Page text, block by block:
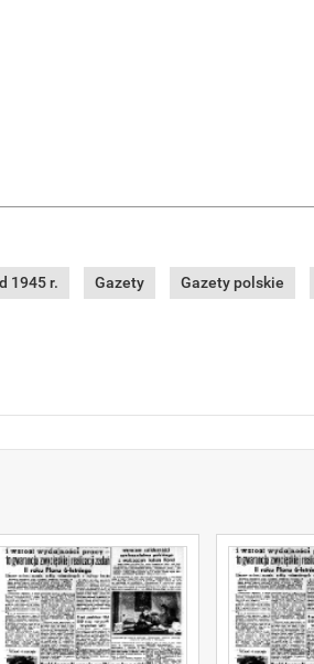
1945 r. Gazety Gazety polskie